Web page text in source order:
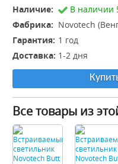
Наличие:
В наличии
Фабрика: Novotech
Гарантия: 1 год
Доставка: 1-2 дня
Все товары из